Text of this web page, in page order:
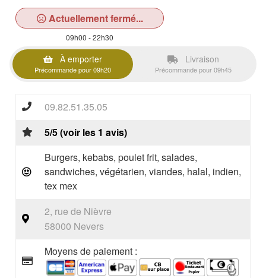
Actuellement fermé...
09h00 - 22h30
À emporter
Précommande pour 09h20
Livraison
Précommande pour 09h45
09.82.51.35.05
5/5 (voir les 1 avis)
Burgers, kebabs, poulet frit, salades,
sandwiches, végétarien, viandes, halal, indien,
tex mex
2, rue de Nièvre
58000 Nevers
Moyens de paiement :